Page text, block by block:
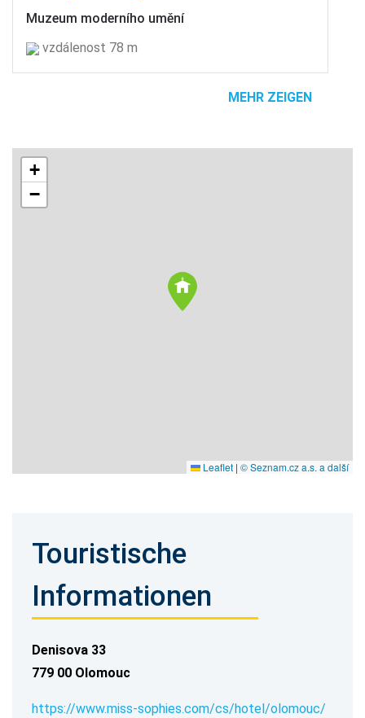
Muzeum moderního umění
vzdálenost 78 m
MEHR ZEIGEN
+
−
Leaflet | © Seznam.cz a.s. a další
Touristische
Informationen
Denisova 33
779 00 Olomouc
https://www.miss-sophies.com/cs/hotel/olomouc/